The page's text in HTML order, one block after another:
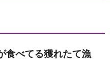
食べてる獲れたて漁